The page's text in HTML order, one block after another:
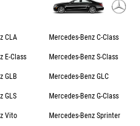
CLA
E-Class
GLB
GLS
Vito
Mercedes-Benz C-Class
Mercedes-Benz S-Class
Mercedes-Benz GLC
Mercedes-Benz G-Class
Mercedes-Benz Sprinter